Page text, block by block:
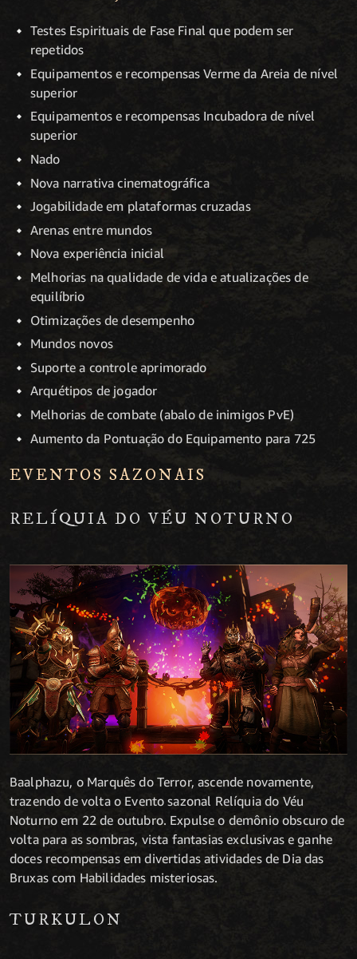
Testes Espirituais de Fase Final que podem ser
repetidos
Equipamentos e recompensas Verme da Areia de nível
superior
Equipamentos e recompensas Incubadora de nível
superior
Nado
Nova narrativa cinematográfica
Jogabilidade em plataformas cruzadas
Arenas entre mundos
Nova experiência inicial
Melhorias na qualidade de vida e atualizações de
equilíbrio
Otimizações de desempenho
Mundos novos
Suporte a controle aprimorado
Arquétipos de jogador
Melhorias de combate (abalo de inimigos PvE)
Aumento da Pontuação do Equipamento para 725
EVENTOS SAZONAIS
RELÍQUIA DO VÉU NOTURNO
Baalphazu, o Marquês do Terror, ascende novamente,
trazendo de volta o Evento sazonal Relíquia do Véu
Noturno em 22 de outubro. Expulse o demônio obscuro de
volta para as sombras, vista fantasias exclusivas e ganhe
doces recompensas em divertidas atividades de Dia das
Bruxas com Habilidades misteriosas.
TURKULON